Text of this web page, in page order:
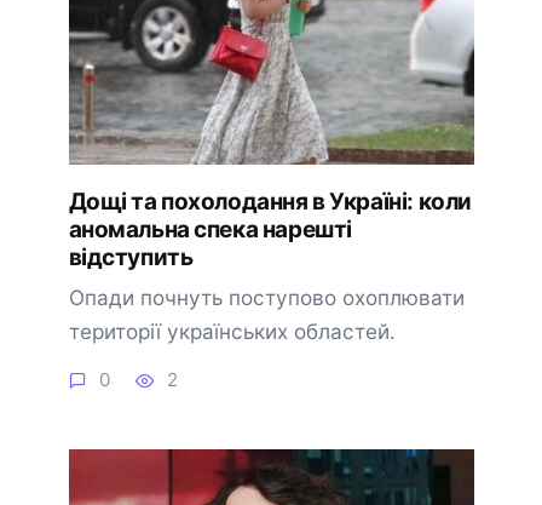
Дощі та похолодання в Україні: коли
аномальна спека нарешті
відступить
Опади почнуть поступово охоплювати
території українських областей.
0 2